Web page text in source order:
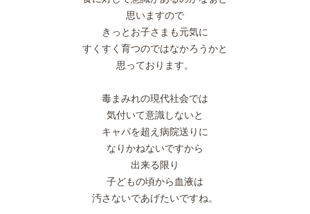
思いますので
きっとお子さまも元気に
すくすく育つのではなかろうかと
思っております。
毒まみれの現代社会では
気付いて意識しないと
キャパを超え病院送りに
なりかねないですから
出来る限り
子どもの頃から血液は
汚さないであげたいですね。